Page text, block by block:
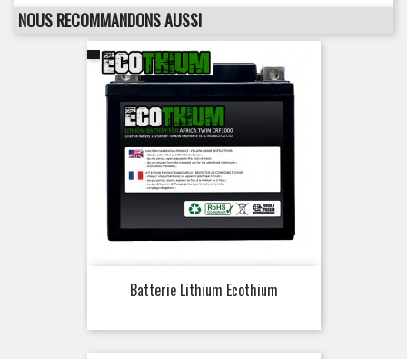
NOUS RECOMMANDONS AUSSI
Batterie Lithium Ecothium